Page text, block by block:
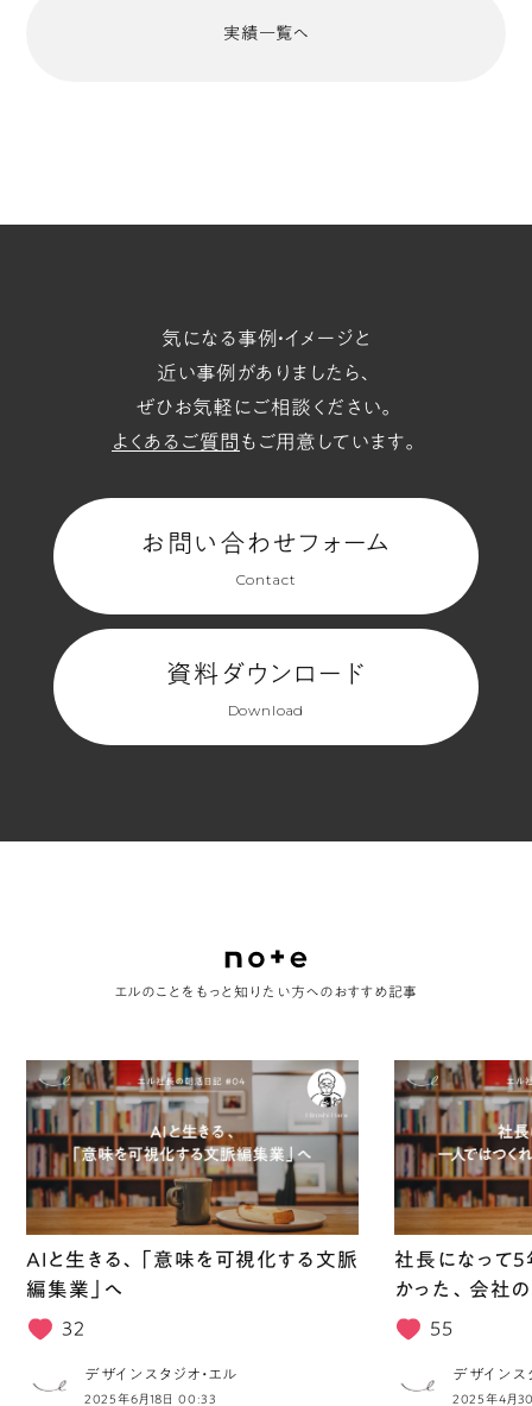
実績一覧へ
気になる事例・イメージと
近い事例がありましたら、
ぜひお気軽にご相談ください。
よくあるご質問 もご用意しています。
お問い合わせフォーム
Contact
資料ダウンロード
Download
エルのことをもっと知りたい方へのおすすめ記事
AIと生きる、「意味を可視化する文脈
編集業」へ
32
デザインスタジオ・エル
2025年6月18日 00:33
社長になって5
かった、会社
55
デザインス
2025年4月